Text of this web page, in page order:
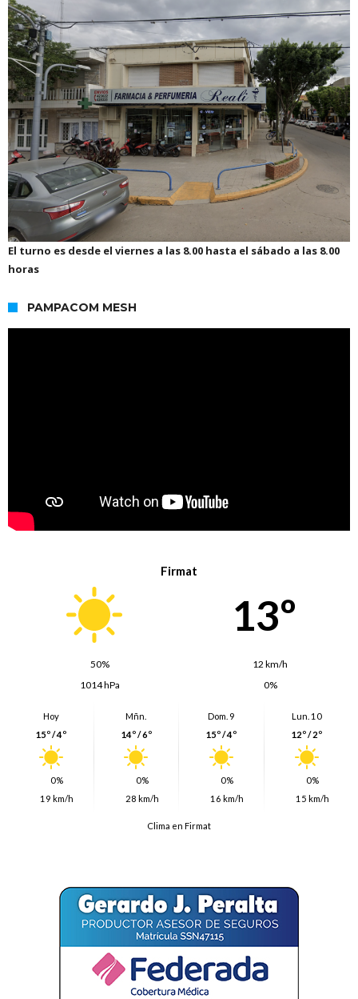
El turno es desde el viernes a las 8.00 hasta el sábado a las 8.00
horas
PAMPACOM MESH
Firmat
13º
50%
12 km/h
1014 hPa
0%
Hoy
15º / 4º
0%
19 km/h
Mñn.
14º / 6º
0%
28 km/h
Dom. 9
15º / 4º
0%
16 km/h
Lun. 10
12º / 2º
0%
15 km/h
Clima en Firmat